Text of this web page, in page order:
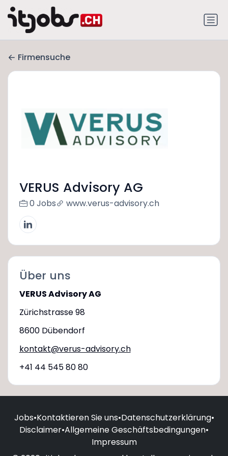
Firmensuche
VERUS Advisory AG
0 Jobs www.verus-advisory.ch
Über uns
VERUS Advisory AG
Zürichstrasse 98
8600 Dübendorf
kontakt@verus-advisory.ch
+41 44 545 80 80
Jobs•Kontaktieren Sie uns•Datenschutzerklärung•
Disclaimer•Allgemeine Geschäftsbedingungen•
Impressum